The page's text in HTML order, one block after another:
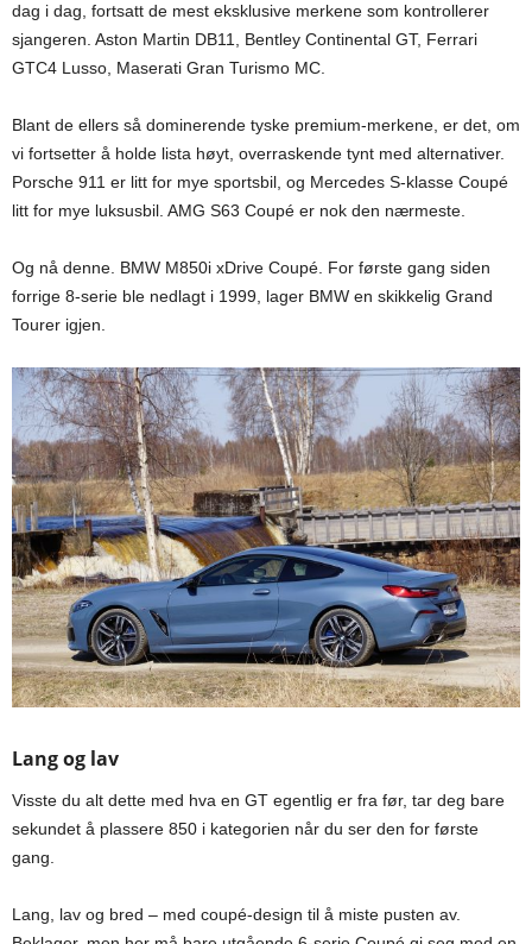
dag i dag, fortsatt de mest eksklusive merkene som kontrollerer
sjangeren. Aston Martin DB11, Bentley Continental GT, Ferrari
GTC4 Lusso, Maserati Gran Turismo MC.
Blant de ellers så dominerende tyske premium-merkene, er det, om
vi fortsetter å holde lista høyt, overraskende tynt med alternativer.
Porsche 911 er litt for mye sportsbil, og Mercedes S-klasse Coupé
litt for mye luksusbil. AMG S63 Coupé er nok den nærmeste.
Og nå denne. BMW M850i xDrive Coupé. For første gang siden
forrige 8-serie ble nedlagt i 1999, lager BMW en skikkelig Grand
Tourer igjen.
Lang og lav
Visste du alt dette med hva en GT egentlig er fra før, tar deg bare
sekundet å plassere 850 i kategorien når du ser den for første
gang.
Lang, lav og bred – med coupé-design til å miste pusten av.